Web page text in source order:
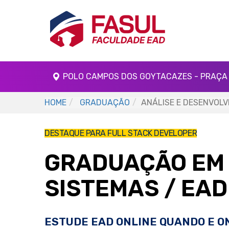
POLO CAMPOS DOS GOYTACAZES -
HOME GRADUAÇÃO ANÁLISE E
DESTAQUE PARA FULL STACK DEVELOPER
GRADUAÇÃO
SISTEMAS / EAD
ESTUDE EAD ONLINE QUANDO E